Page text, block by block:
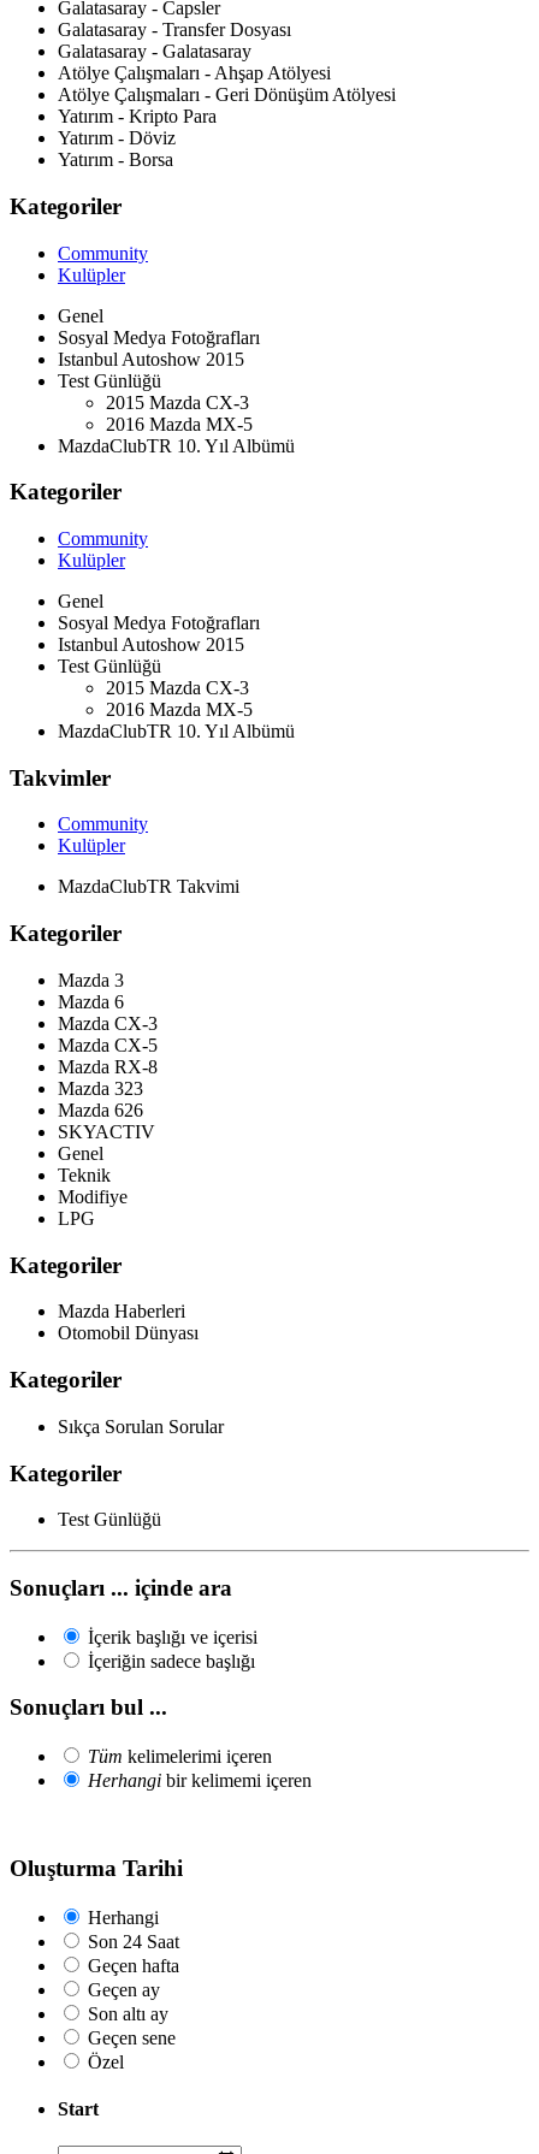
Galatasaray - Capsler
Galatasaray - Transfer Dosyası
Galatasaray - Galatasaray
Atölye Çalışmaları - Ahşap Atölyesi
Atölye Çalışmaları - Geri Dönüşüm Atölyesi
Yatırım - Kripto Para
Yatırım - Döviz
Yatırım - Borsa
Kategoriler
Community
Kulüpler
Genel
Sosyal Medya Fotoğrafları
Istanbul Autoshow 2015
Test Günlüğü
2015 Mazda CX-3
2016 Mazda MX-5
MazdaClubTR 10. Yıl Albümü
Kategoriler
Community
Kulüpler
Genel
Sosyal Medya Fotoğrafları
Istanbul Autoshow 2015
Test Günlüğü
2015 Mazda CX-3
2016 Mazda MX-5
MazdaClubTR 10. Yıl Albümü
Takvimler
Community
Kulüpler
MazdaClubTR Takvimi
Kategoriler
Mazda 3
Mazda 6
Mazda CX-3
Mazda CX-5
Mazda RX-8
Mazda 323
Mazda 626
SKYACTIV
Genel
Teknik
Modifiye
LPG
Kategoriler
Mazda Haberleri
Otomobil Dünyası
Kategoriler
Sıkça Sorulan Sorular
Kategoriler
Test Günlüğü
Sonuçları ... içinde ara
İçerik başlığı ve içerisi
İçeriğin sadece başlığı
Sonuçları bul ...
Tüm kelimelerimi içeren
Herhangi bir kelimemi içeren
Oluşturma Tarihi
Herhangi
Son 24 Saat
Geçen hafta
Geçen ay
Son altı ay
Geçen sene
Özel
Start